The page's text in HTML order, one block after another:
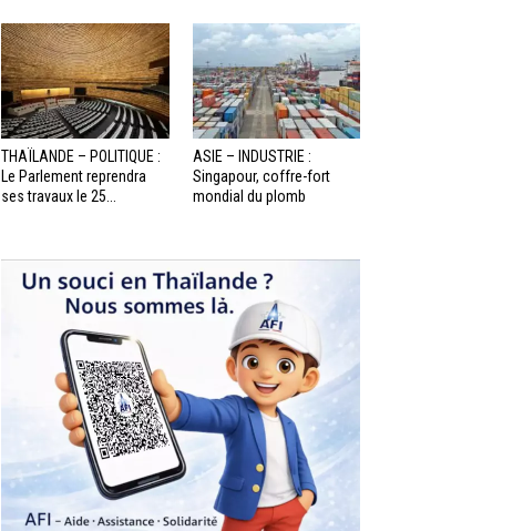
THAÏLANDE – POLITIQUE :
Le Parlement reprendra
ses travaux le 25...
ASIE – INDUSTRIE :
Singapour, coffre-fort
mondial du plomb